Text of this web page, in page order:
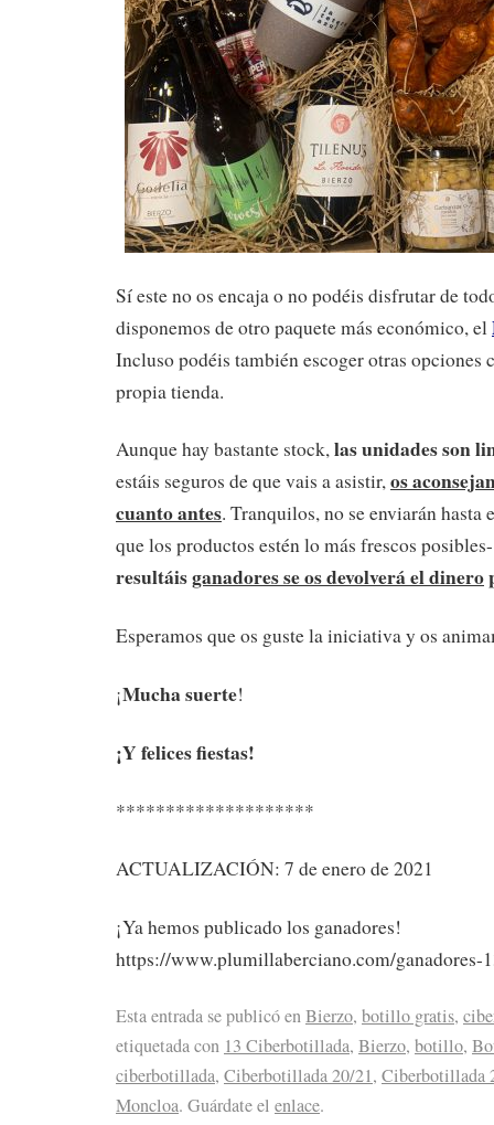
Sí este no os encaja o no podéis disfrutar de
disponemos de otro paquete más económico, el
Incluso podéis también escoger otras opciones
propia tienda.
Aunque hay bastante stock,las unidades son
estáis seguros de que vais a asistir,os
cuanto antes. Tranquilos, no se enviarán hasta
que los productos estén lo más frescos
resultáisganadores se os devolverá el dinero
Esperamos que os guste la iniciativa y os
¡Mucha suerte!
¡Y felices fiestas!
********************
ACTUALIZACIÓN: 7 de enero de 2021
¡Ya hemos publicado los ganadores!
https://www.plumillaberciano.com/ganadores-
Esta entrada se publicó enBierzo, botillo gratis,
etiquetada con 13 Ciberbotillada, Bierzo, botillo,
ciberbotillada, Ciberbotillada 20/21, Ciberbotillada
Moncloa. Guárdate el enlace.